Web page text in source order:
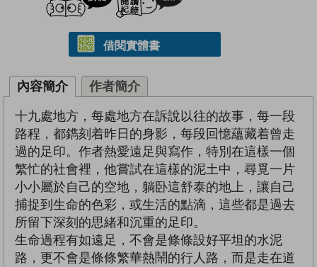
借閱實體書
內容簡介 作者簡介
十九處地方，每處地方在訴說以往的故事，每一段
路程，都鐫刻着昨日的身影，每段回憶蘊藏着曾走
過的足印。作者熱愛遠足與寫作，特別在這樣一個
繁忙的社會裡，他嘗試在這樣的泥土中，尋覓一片
小小屬於自己的空地，躺卧這舒泰的地上，讓自己
捕捉到生命的色彩，或生活的點滴，這些都是過去
所留下深刻的思緒和沉重的足印。
生命過程有如遠足，不會是條條設好平坦的水泥
路，更不會是條條繁華熱鬧的行人路，而是走在道